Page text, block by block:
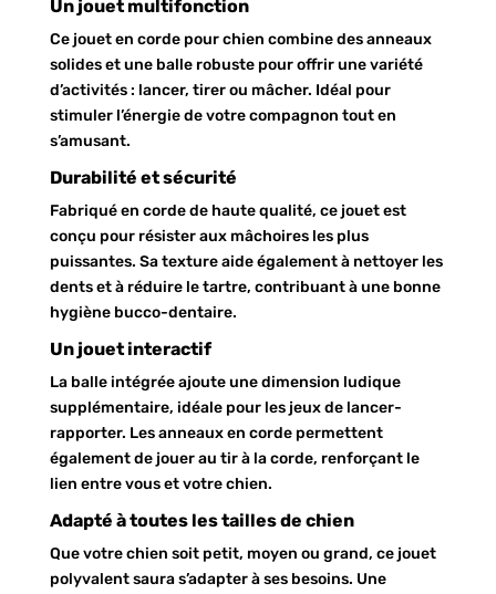
Un jouet multifonction
Ce jouet en corde pour chien combine des anneaux
solides et une balle robuste pour offrir une variété
d’activités : lancer, tirer ou mâcher. Idéal pour
stimuler l’énergie de votre compagnon tout en
s’amusant.
Durabilité et sécurité
Fabriqué en corde de haute qualité, ce jouet est
conçu pour résister aux mâchoires les plus
puissantes. Sa texture aide également à nettoyer les
dents et à réduire le tartre, contribuant à une bonne
hygiène bucco-dentaire.
Un jouet interactif
La balle intégrée ajoute une dimension ludique
supplémentaire, idéale pour les jeux de lancer-
rapporter. Les anneaux en corde permettent
également de jouer au tir à la corde, renforçant le
lien entre vous et votre chien.
Adapté à toutes les tailles de chien
Que votre chien soit petit, moyen ou grand, ce jouet
polyvalent saura s’adapter à ses besoins. Une